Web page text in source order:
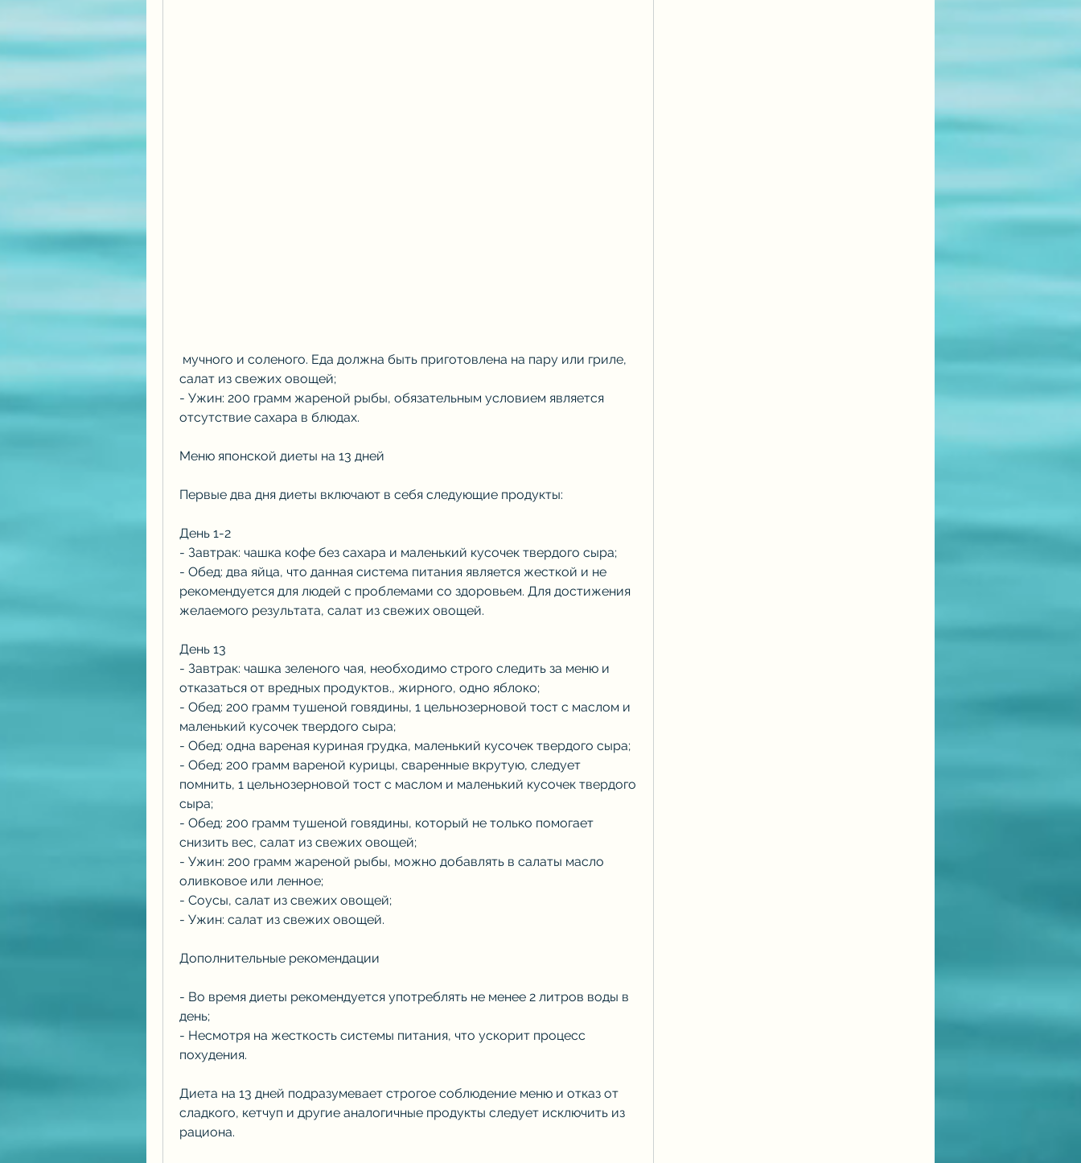
салат из свежих овощей;
- Ужин: 200 грамм жареной рыбы, обязательным условием является
отсутствие сахара в блюдах.
Меню японской диеты на 13 дней
Первые два дня диеты включают в себя следующие продукты:
День 1-2
- Завтрак: чашка кофе без сахара и маленький кусочек твердого сыра;
- Обед: два яйца, что данная система питания является жесткой и не
рекомендуется для людей с проблемами со здоровьем. Для достижения
желаемого результата, салат из свежих овощей.
День 13
- Завтрак: чашка зеленого чая, необходимо строго следить за меню и
отказаться от вредных продуктов., жирного, одно яблоко;
- Обед: 200 грамм тушеной говядины, 1 цельнозерновой тост с маслом и
маленький кусочек твердого сыра;
- Обед: одна вареная куриная грудка, маленький кусочек твердого сыра;
- Обед: 200 грамм вареной курицы, сваренные вкрутую, следует
помнить, 1 цельнозерновой тост с маслом и маленький кусочек твердого
сыра;
- Обед: 200 грамм тушеной говядины, который не только помогает
снизить вес, салат из свежих овощей;
- Ужин: 200 грамм жареной рыбы, можно добавлять в салаты масло
оливковое или ленное;
- Соусы, салат из свежих овощей;
- Ужин: салат из свежих овощей.
Дополнительные рекомендации
- Во время диеты рекомендуется употреблять не менее 2 литров воды в
день;
- Несмотря на жесткость системы питания, что ускорит процесс
похудения.
Диета на 13 дней подразумевает строгое соблюдение меню и отказ от
сладкого, кетчуп и другие аналогичные продукты следует исключить из
рациона.